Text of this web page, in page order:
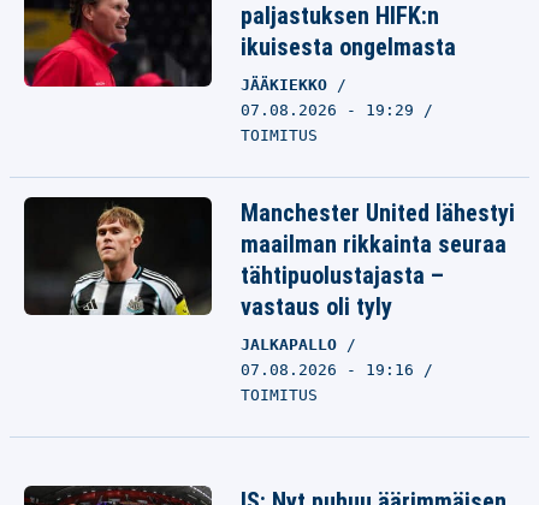
paljastuksen HIFK:n
ikuisesta ongelmasta
JÄÄKIEKKO
07.08.2026 - 19:29
TOIMITUS
Manchester United lähestyi
maailman rikkainta seuraa
tähtipuolustajasta –
vastaus oli tyly
JALKAPALLO
07.08.2026 - 19:16
TOIMITUS